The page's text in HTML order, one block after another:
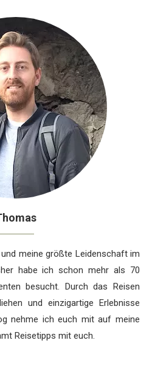
meine größte Leidenschaft im
habe ich schon mehr als 70
besucht. Durch das Reisen
und einzigartige Erlebnisse
nehme ich euch mit auf meine
Reisetipps mit euch.